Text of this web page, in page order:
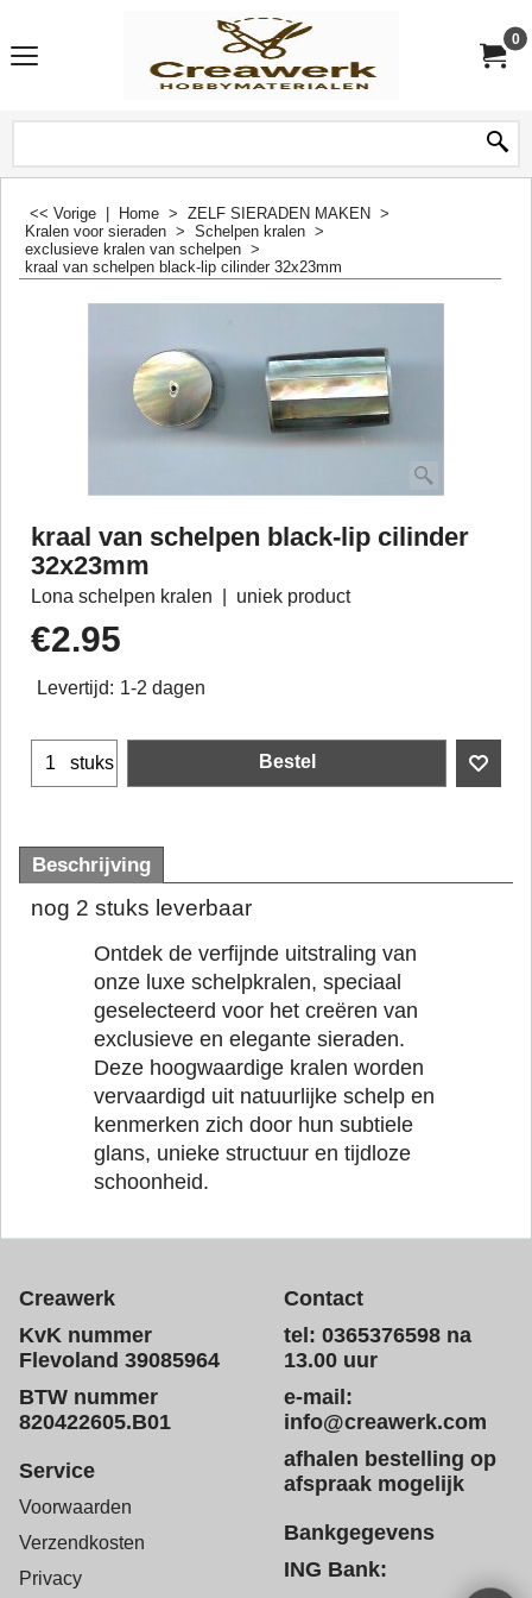
0
<< Vorige Home > ZELF SIERADEN MAKEN >
Kralen voor sieraden > Schelpen kralen >
exclusieve kralen van schelpen >
kraal van schelpen black-lip cilinder 32x23mm
kraal van schelpen black-lip cilinder
32x23mm
Lona schelpen kralen uniek product
€2.95
Levertijd: 1-2 dagen
stuks Bestel
Beschrijving
nog 2 stuks leverbaar
Ontdek de verfijnde uitstraling van
onze luxe schelpkralen, speciaal
geselecteerd voor het creëren van
exclusieve en elegante sieraden.
Deze hoogwaardige kralen worden
vervaardigd uit natuurlijke schelp en
kenmerken zich door hun subtiele
glans, unieke structuur en tijdloze
schoonheid.
Creawerk
KvK nummer
Flevoland 39085964
BTW nummer
820422605.B01
Contact
tel: 0365376598 na
13.00 uur
e-mail:
info@creawerk.com
afhalen bestelling op
afspraak mogelijk
Service
Voorwaarden
Verzendkosten
Privacy
Bankgegevens
ING Bank: